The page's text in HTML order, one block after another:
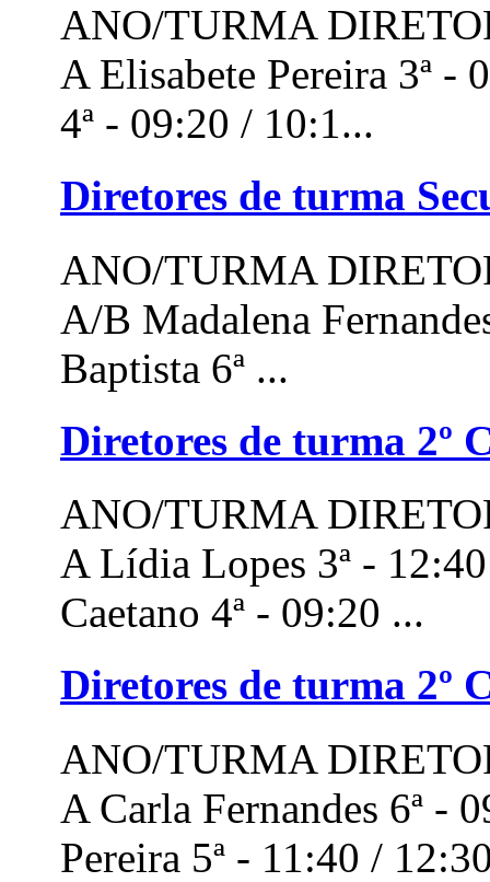
ANO/TURMA
A Elisabete Pereira 3ª -
4ª - 09:20 / 10:1...
Diretores de turma
ANO/TURMA
A/B Madalena
Baptista 6ª ...
Diretores de turma 2º
ANO/TURMA
A Lídia Lopes 3ª -
Caetano 4ª - 09:20 ...
Diretores de turma 2º
ANO/TURMA
A Carla Fernandes 6ª -
Pereira 5ª - 11:40 /